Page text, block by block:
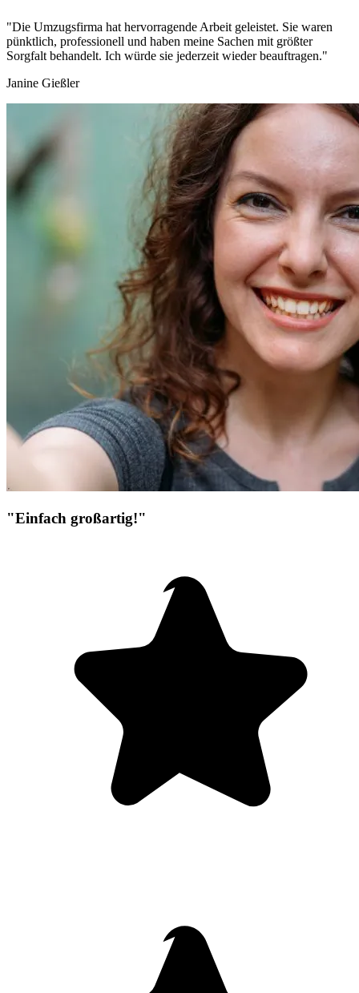
"Die Umzugsfirma hat hervorragende Arbeit geleistet. Sie waren
pünktlich, professionell und haben meine Sachen mit größter
Sorgfalt behandelt. Ich würde sie jederzeit wieder beauftragen."
Janine Gießler
"Einfach großartig!"